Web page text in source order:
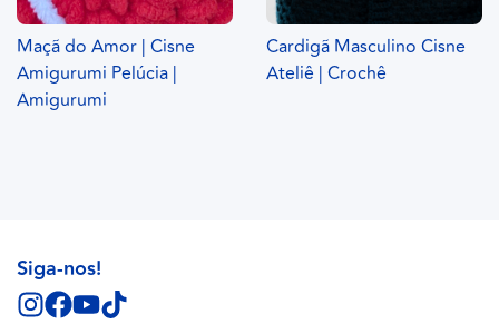
Maçã do Amor | Cisne
Amigurumi Pelúcia |
Amigurumi
Cardigã Masculino Cisne
Ateliê | Crochê
Siga-nos!